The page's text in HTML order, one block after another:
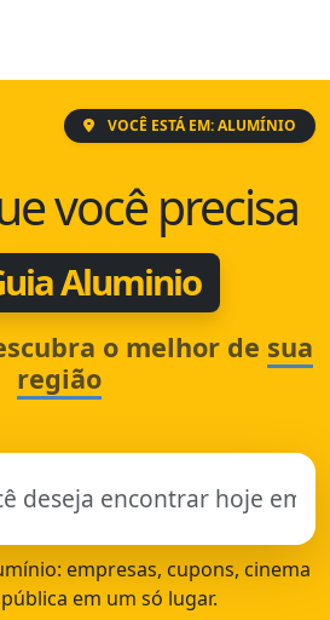
VOCÊ ESTÁ EM: ALUMÍNIO
você precisa
Aluminio
o melhor de sua
região
empresas, cupons, cinema
em um só lugar.